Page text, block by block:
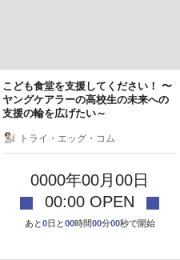
こども食堂を支援してください！ 〜
ヤングケアラーの高校生の未来への
支援の輪を広げたい～
トライ・エッグ・コム
0000年00月 00日
00:00 OPEN
あと0日と00時間00分00秒で開始